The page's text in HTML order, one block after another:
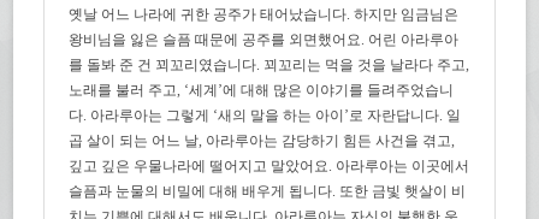
옛날 어느 나라에 귀한 공주가 태어났습니다. 하지만 임금님은
왕비님을 잃은 슬픔 때문에 공주를 외면했어요. 어린 아라루아
를 돌봐 준 건 꾀꼬리였습니다. 꾀꼬리는 먹을 것을 날라다 주고,
노래를 불러 주고, ‘세계’에 대해 많은 이야기를 들려주었습니
다. 아라루아는 그렇게 ‘새의 말을 하는 아이’로 자란답니다. 일
곱 살이 되는 어느 날, 아라루아는 감당하기 힘든 사건을 겪고,
깊고 깊은 우물나라에 떨어지고 말았어요. 아라루아는 이곳에서
슬픔과 눈물의 비밀에 대해 배우게 됩니다. 또한 금빛 햇살이 비